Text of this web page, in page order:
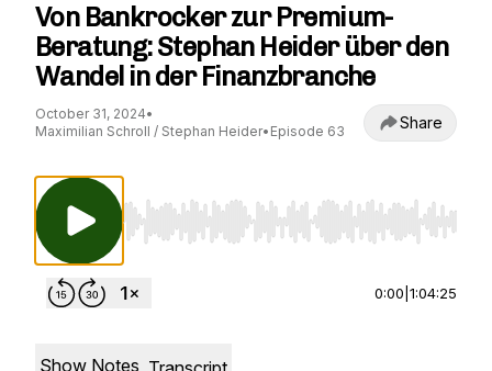
Von Bankrocker zur Premium-
Beratung: Stephan Heider über den
Wandel in der Finanzbranche
October 31, 2024•
Maximilian Schroll / Stephan Heider• Episode 63 Share
Use Left/Right to seek, Home/End to jump
0:00 1:04:25
Show Notes